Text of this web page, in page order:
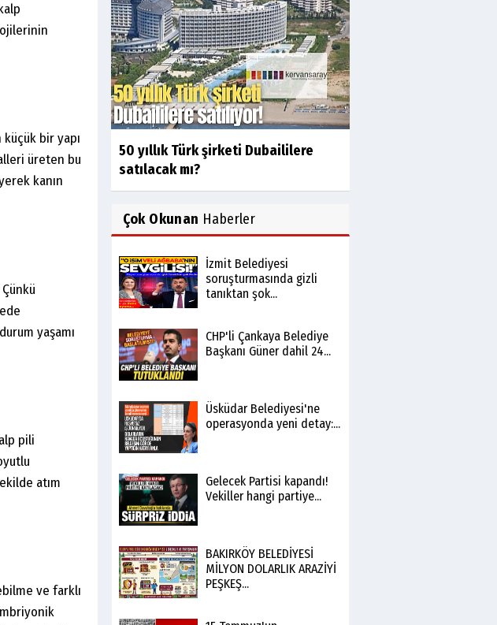
bir yapı
üreten bu
kanın
yaşamı
pili
atım
ve farklı
50 yıllık Türk şirketi Dubaililere
satılacak mı?
Çok Okunan Haberler
İzmit Belediyesi
soruşturmasında gizli
tanıktan şok...
CHP'li Çankaya Belediye
Başkanı Güner dahil 24...
Üsküdar Belediyesi'ne
operasyonda yeni detay:...
Gelecek Partisi kapandı!
Vekiller hangi partiye...
BAKIRKÖY BELEDİYESİ
MİLYON DOLARLIK ARAZİYİ
PEŞKEŞ...